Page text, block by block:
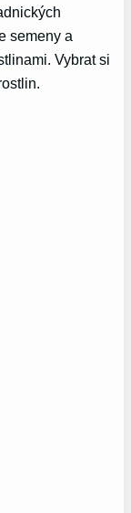
semeny a
Vybrat si